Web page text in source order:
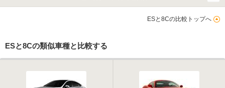
ESと8Cの比較トップへ
ESと8Cの類似車種と比較する